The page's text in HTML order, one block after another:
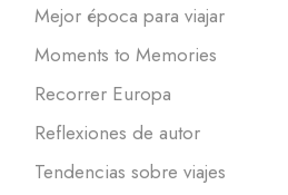
Mejor época para viajar
Moments to Memories
Recorrer Europa
Reflexiones de autor
Tendencias sobre viajes